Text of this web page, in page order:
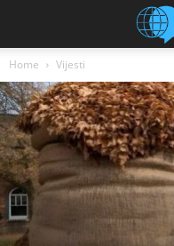
Home Vijesti